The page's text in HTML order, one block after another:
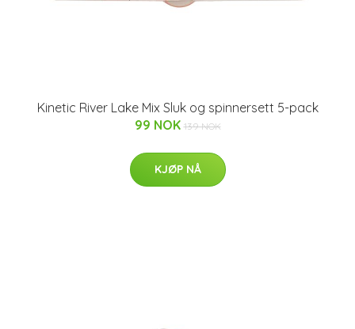
Kinetic River Lake Mix Sluk og spinnersett 5-pack
99 NOK 139 NOK
KJØP NÅ